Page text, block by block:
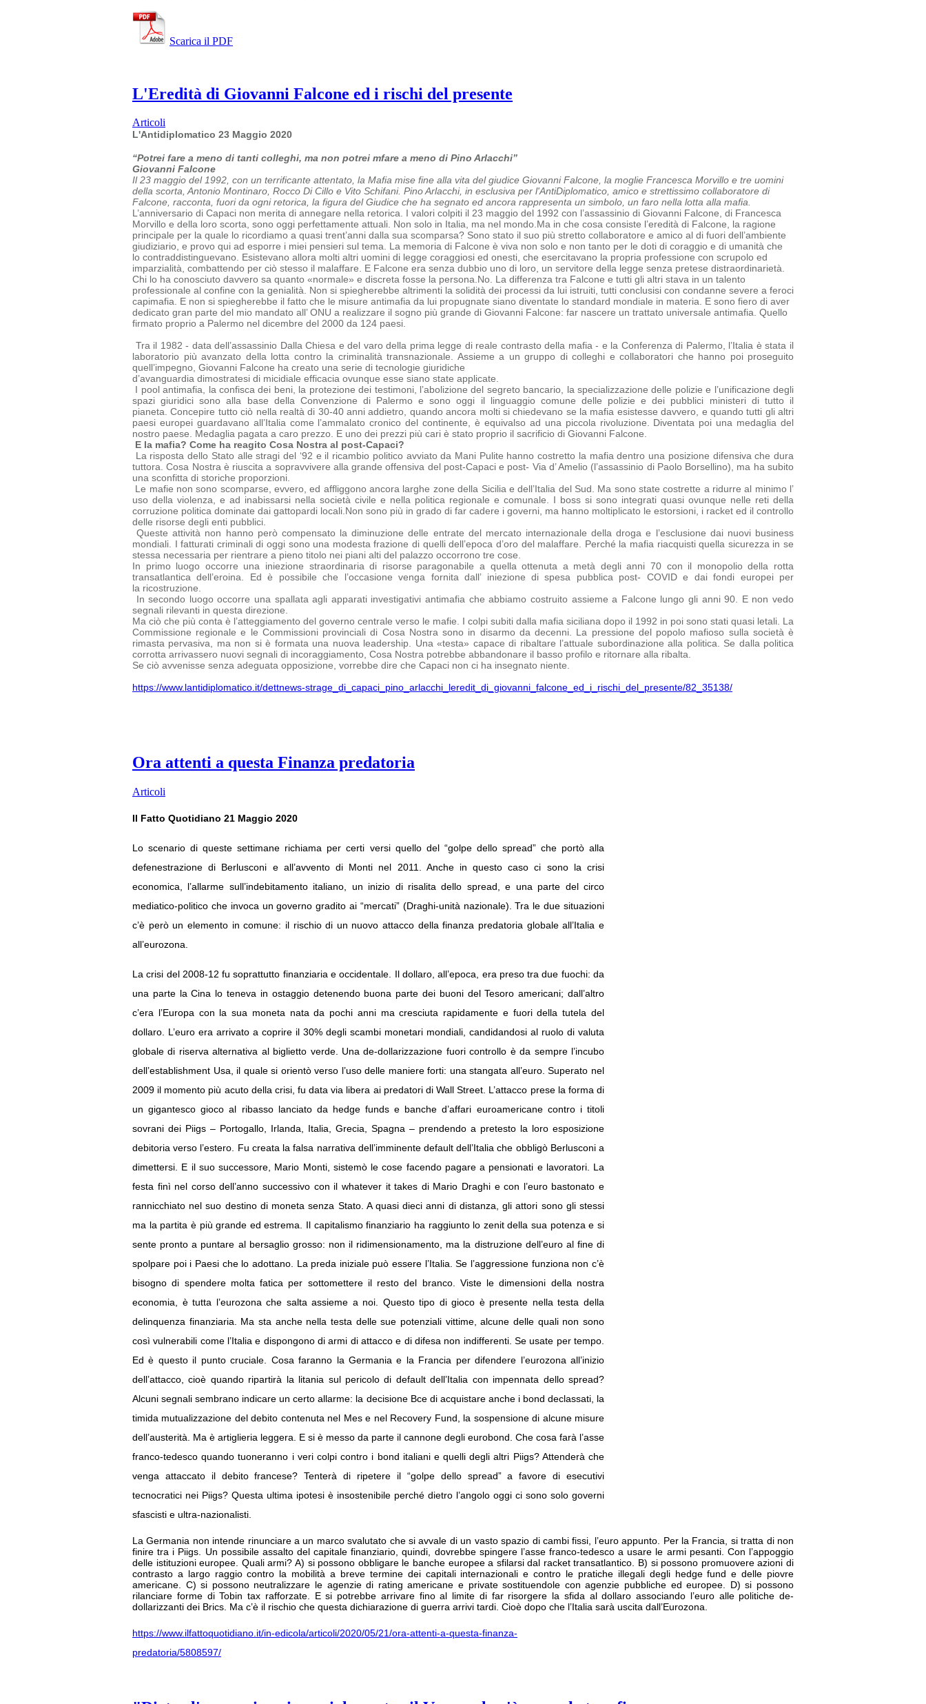
Scarica il PDF
L'Eredità di Giovanni Falcone ed i rischi del presente
Articoli
L'Antidiplomatico 23 Maggio 2020
“Potrei fare a meno di tanti colleghi, ma non potrei mfare a meno di Pino Arlacchi”
Giovanni Falcone
Il 23 maggio del 1992, con un terrificante attentato, la Mafia mise fine alla vita del giudice Giovanni Falcone, la moglie Francesca Morvillo e tre uomini
della scorta, Antonio Montinaro, Rocco Di Cillo e Vito Schifani. Pino Arlacchi, in esclusiva per l'AntiDiplomatico, amico e strettissimo collaboratore di
Falcone, racconta, fuori da ogni retorica, la figura del Giudice che ha segnato ed ancora rappresenta un simbolo, un faro nella lotta alla mafia.
L’anniversario di Capaci non merita di annegare nella retorica. I valori colpiti il 23 maggio del 1992 con l’assassinio di Giovanni Falcone, di Francesca
Morvillo e della loro scorta, sono oggi perfettamente attuali. Non solo in Italia, ma nel mondo.Ma in che cosa consiste l’eredità di Falcone, la ragione
principale per la quale lo ricordiamo a quasi trent’anni dalla sua scomparsa? Sono stato il suo più stretto collaboratore e amico al di fuori dell’ambiente
giudiziario, e provo qui ad esporre i miei pensieri sul tema. La memoria di Falcone è viva non solo e non tanto per le doti di coraggio e di umanità che
lo contraddistinguevano. Esistevano allora molti altri uomini di legge coraggiosi ed onesti, che esercitavano la propria professione con scrupolo ed
imparzialità, combattendo per ciò stesso il malaffare. E Falcone era senza dubbio uno di loro, un servitore della legge senza pretese distraordinarietà.
Chi lo ha conosciuto davvero sa quanto «normale» e discreta fosse la persona.No. La differenza tra Falcone e tutti gli altri stava in un talento
professionale al confine con la genialità. Non si spiegherebbe altrimenti la solidità dei processi da lui istruiti, tutti conclusisi con condanne severe a feroci
capimafia. E non si spiegherebbe il fatto che le misure antimafia da lui propugnate siano diventate lo standard mondiale in materia. E sono fiero di aver
dedicato gran parte del mio mandato all’ ONU a realizzare il sogno più grande di Giovanni Falcone: far nascere un trattato universale antimafia. Quello
firmato proprio a Palermo nel dicembre del 2000 da 124 paesi.
Tra il 1982 - data dell’assassinio Dalla Chiesa e del varo della prima legge di reale contrasto della mafia - e la Conferenza di Palermo, l’Italia è stata il
laboratorio più avanzato della lotta contro la criminalità transnazionale. Assieme a un gruppo di colleghi e collaboratori che hanno poi proseguito
quell’impegno, Giovanni Falcone ha creato una serie di tecnologie giuridiche
d’avanguardia dimostratesi di micidiale efficacia ovunque esse siano state applicate.
I pool antimafia, la confisca dei beni, la protezione dei testimoni, l’abolizione del segreto bancario, la specializzazione delle polizie e l’unificazione degli
spazi giuridici sono alla base della Convenzione di Palermo e sono oggi il linguaggio comune delle polizie e dei pubblici ministeri di tutto il
pianeta.Concepire tutto ciò nella realtà di 30-40 anni addietro, quando ancora molti si chiedevano se la mafia esistesse davvero, e quando tutti gli altri
paesi europei guardavano all’Italia come l’ammalato cronico del continente, è equivalso ad una piccola rivoluzione. Diventata poi una medaglia del
nostro paese. Medaglia pagata a caro prezzo. E uno dei prezzi più cari è stato proprio il sacrificio di Giovanni Falcone.
E la mafia? Come ha reagito Cosa Nostra al post-Capaci?
La risposta dello Stato alle stragi del ‘92 e il ricambio politico avviato da Mani Pulite hanno costretto la mafia dentro una posizione difensiva che dura
tuttora. Cosa Nostra è riuscita a sopravvivere alla grande offensiva del post-Capaci e post- Via d’ Amelio (l’assassinio di Paolo Borsellino), ma ha subito
una sconfitta di storiche proporzioni.
Le mafie non sono scomparse, evvero, ed affliggono ancora larghe zone della Sicilia e dell’Italia del Sud. Ma sono state costrette a ridurre al minimo l’
uso della violenza, e ad inabissarsi nella società civile e nella politica regionale e comunale. I boss si sono integrati quasi ovunque nelle reti della
corruzione politica dominate dai gattopardi locali.Non sono più in grado di far cadere i governi, ma hanno moltiplicato le estorsioni, i racket ed il controllo
delle risorse degli enti pubblici.
Queste attività non hanno però compensato la diminuzione delle entrate del mercato internazionale della droga e l’esclusione dai nuovi business
mondiali. I fatturati criminali di oggi sono una modesta frazione di quelli dell’epoca d’oro del malaffare. Perché la mafia riacquisti quella sicurezza in se
stessa necessaria per rientrare a pieno titolo nei piani alti del palazzo occorrono tre cose.
In primo luogo occorre una iniezione straordinaria di risorse paragonabile a quella ottenuta a metà degli anni 70 con il monopolio della rotta
transatlantica dell’eroina. Ed è possibile che l’occasione venga fornita dall’ iniezione di spesa pubblica post- COVID e dai fondi europei per
la ricostruzione.
In secondo luogo occorre una spallata agli apparati investigativi antimafia che abbiamo costruito assieme a Falcone lungo gli anni 90. E non vedo
segnali rilevanti in questa direzione.
Ma ciò che più conta è l’atteggiamento del governo centrale verso le mafie. I colpi subiti dalla mafia siciliana dopo il 1992 in poi sono stati quasi letali. La
Commissione regionale e le Commissioni provinciali di Cosa Nostra sono in disarmo da decenni. La pressione del popolo mafioso sulla società è
rimasta pervasiva, ma non si è formata una nuova leadership. Una «testa» capace di ribaltare l’attuale subordinazione alla politica. Se dalla politica
corrotta arrivassero nuovi segnali di incoraggiamento, Cosa Nostra potrebbe abbandonare il basso profilo e ritornare alla ribalta.
Se ciò avvenisse senza adeguata opposizione, vorrebbe dire che Capaci non ci ha insegnato niente.
https://www.lantidiplomatico.it/dettnews-strage_di_capaci_pino_arlacchi_leredit_di_giovanni_falcone_ed_i_rischi_del_presente/82_35138/
Ora attenti a questa Finanza predatoria
Articoli
Il Fatto Quotidiano 21 Maggio 2020
Lo scenario di queste settimane richiama per certi versi quello del “golpe dello spread” che portò alla
defenestrazione di Berlusconi e all’avvento di Monti nel 2011. Anche in questo caso ci sono la crisi
economica, l’allarme sull’indebitamento italiano, un inizio di risalita dello spread, e una parte del circo
mediatico-politico che invoca un governo gradito ai “mercati” (Draghi-unità nazionale). Tra le due situazioni
c’è però un elemento in comune: il rischio di un nuovo attacco della finanza predatoria globale all’Italia e
all’eurozona.
La crisi del 2008-12 fu soprattutto finanziaria e occidentale. Il dollaro, all’epoca, era preso tra due fuochi: da
una parte la Cina lo teneva in ostaggio detenendo buona parte dei buoni del Tesoro americani; dall’altro
c’era l’Europa con la sua moneta nata da pochi anni ma cresciuta rapidamente e fuori della tutela del
dollaro. L’euro era arrivato a coprire il 30% degli scambi monetari mondiali, candidandosi al ruolo di valuta
globale di riserva alternativa al biglietto verde. Una de-dollarizzazione fuori controllo è da sempre l’incubo
dell’establishment Usa, il quale si orientò verso l’uso delle maniere forti: una stangata all’euro. Superato nel
2009 il momento più acuto della crisi, fu data via libera ai predatori di Wall Street. L’attacco prese la forma di
un gigantesco gioco al ribasso lanciato da hedge funds e banche d’affari euroamericane contro i titoli
sovrani dei Piigs – Portogallo, Irlanda, Italia, Grecia, Spagna – prendendo a pretesto la loro esposizione
debitoria verso l’estero. Fu creata la falsa narrativa dell’imminente default dell’Italia che obbligò Berlusconi a
dimettersi. E il suo successore, Mario Monti, sistemò le cose facendo pagare a pensionati e lavoratori. La
festa finì nel corso dell’anno successivo con il whatever it takes di Mario Draghi e con l’euro bastonato e
rannicchiato nel suo destino di moneta senza Stato. A quasi dieci anni di distanza, gli attori sono gli stessi
ma la partita è più grande ed estrema. Il capitalismo finanziario ha raggiunto lo zenit della sua potenza e si
sente pronto a puntare al bersaglio grosso: non il ridimensionamento, ma la distruzione dell’euro al fine di
spolpare poi i Paesi che lo adottano. La preda iniziale può essere l’Italia. Se l’aggressione funziona non c’è
bisogno di spendere molta fatica per sottomettere il resto del branco. Viste le dimensioni della nostra
economia, è tutta l’eurozona che salta assieme a noi. Questo tipo di gioco è presente nella testa della
delinquenza finanziaria. Ma sta anche nella testa delle sue potenziali vittime, alcune delle quali non sono
così vulnerabili come l’Italia e dispongono di armi di attacco e di difesa non indifferenti. Se usate per tempo.
Ed è questo il punto cruciale. Cosa faranno la Germania e la Francia per difendere l’eurozona all’inizio
dell’attacco, cioè quando ripartirà la litania sul pericolo di default dell’Italia con impennata dello spread?
Alcuni segnali sembrano indicare un certo allarme: la decisione Bce di acquistare anche i bond declassati, la
timida mutualizzazione del debito contenuta nel Mes e nel Recovery Fund, la sospensione di alcune misure
dell’austerità. Ma è artiglieria leggera. E si è messo da parte il cannone degli eurobond. Che cosa farà l’asse
franco-tedesco quando tuoneranno i veri colpi contro i bond italiani e quelli degli altri Piigs? Attenderà che
venga attaccato il debito francese? Tenterà di ripetere il “golpe dello spread” a favore di esecutivi
tecnocratici nei Piigs? Questa ultima ipotesi è insostenibile perché dietro l’angolo oggi ci sono solo governi
sfascisti e ultra-nazionalisti.
La Germania non intende rinunciare a un marco svalutato che si avvale di un vasto spazio di cambi fissi, l’euro appunto. Per la Francia, si tratta di non
finire tra i Piigs. Un possibile assalto del capitale finanziario, quindi, dovrebbe spingere l’asse franco-tedesco a usare le armi pesanti. Con l’appoggio
delle istituzioni europee. Quali armi? A) si possono obbligare le banche europee a sfilarsi dal racket transatlantico. B) si possono promuovere azioni di
contrasto a largo raggio contro la mobilità a breve termine dei capitali internazionali e contro le pratiche illegali degli hedge fund e delle piovre
americane. C) si possono neutralizzare le agenzie di rating americane e private sostituendole con agenzie pubbliche ed europee. D) si possono
rilanciare forme di Tobin tax rafforzate. E si potrebbe arrivare fino al limite di far risorgere la sfida al dollaro associando l’euro alle politiche de-
dollarizzanti dei Brics. Ma c’è il rischio che questa dichiarazione di guerra arrivi tardi. Cioè dopo che l’Italia sarà uscita dall’Eurozona.
https://www.ilfattoquotidiano.it/in-edicola/articoli/2020/05/21/ora-attenti-a-questa-finanza-
predatoria/5808597/